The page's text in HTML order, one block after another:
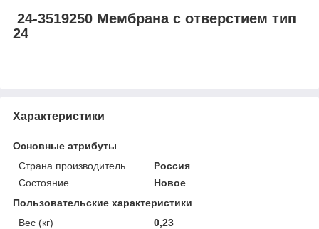
24-3519250 Мембрана с отверстием тип
24
Характеристики
Основные атрибуты
Страна производитель
Россия
Состояние
Новое
Пользовательские характеристики
Вес (кг)
0,23